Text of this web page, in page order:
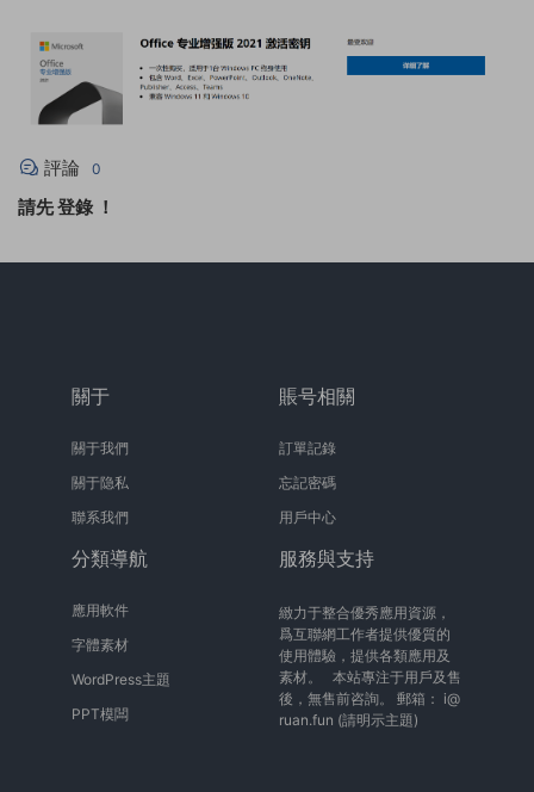
評論 0
請先登錄 ！
關于
關于我們
關于隐私
聯系我們
賬号相關
訂單記錄
忘記密碼
用戶中心
分類導航
應用軟件
字體素材
WordPress主題
PPT模闆
服務與支持
緻力于整合優秀應用資源，
爲互聯網工作者提供優質的
使用體驗，提供各類應用及
素材。 本站專注于用戶及售
後，無售前咨詢。 郵箱： i@
ruan.fun (請明示主題)